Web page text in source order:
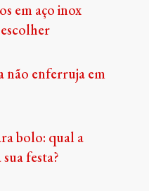
em aço inox
não enferruja em
bolo: qual a
festa?